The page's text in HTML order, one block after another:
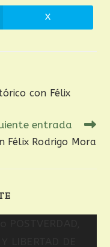
X
con Félix
entrada
Félix Rodrigo Mora